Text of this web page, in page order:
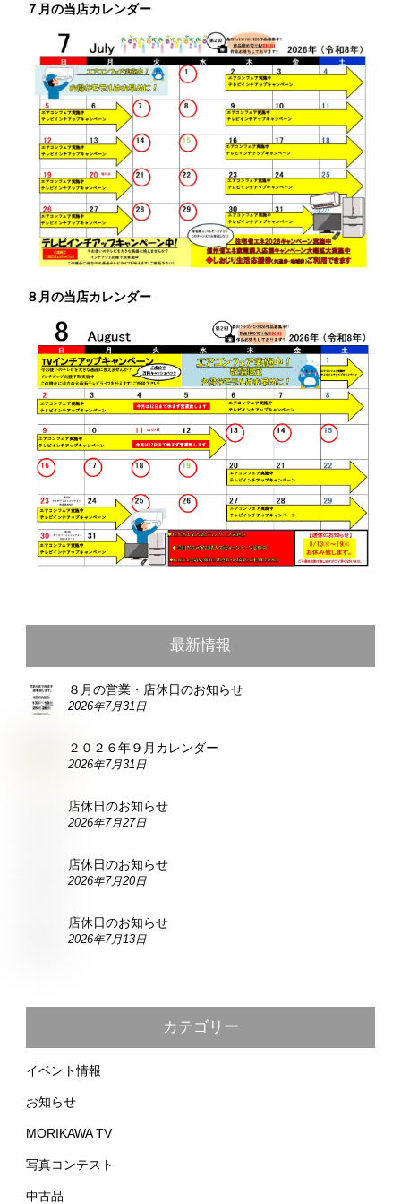
７月の当店カレンダー
８月の当店カレンダー
最新情報
８月の営業・店休日のお知らせ
2026年7月31日
２０２６年９月カレンダー
2026年7月31日
店休日のお知らせ
2026年7月27日
店休日のお知らせ
2026年7月20日
店休日のお知らせ
2026年7月13日
カテゴリー
イベント情報
お知らせ
MORIKAWA TV
写真コンテスト
中古品